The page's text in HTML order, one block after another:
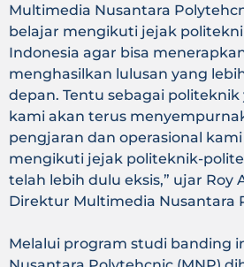
Multimedia Nusantara
belajar mengikuti jejak
Indonesia agar bisa
menghasilkan lulusan yang
depan. Tentu sebagai
kami akan terus
pengjaran dan operasional
mengikuti jejak politeknik-
telah lebih dulu eksis,” ujar Roy
Direktur Multimedia Nusantara
Melalui program studi banding